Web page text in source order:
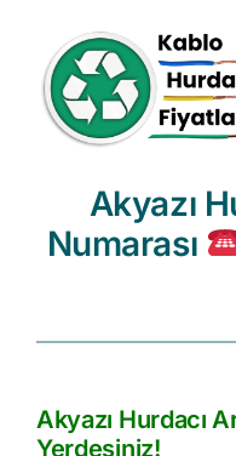
content
Akyazı
Numarası
Akyazı Hurdacı
Yerdesiniz!